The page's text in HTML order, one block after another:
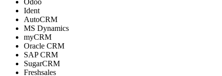
Odoo
Ident
AutoCRM
MS Dynamics
myCRM
Oracle CRM
SAP CRM
SugarCRM
Freshsales